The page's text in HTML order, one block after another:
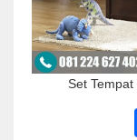
Set Tempat